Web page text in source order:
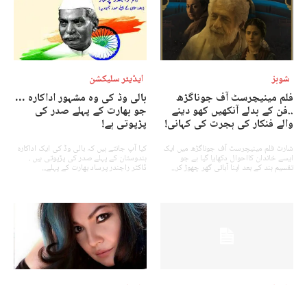
شوبز
فلم مینیچرسٹ آف جوناگڑھ
..فن کے بدلے آنکھیں کھو دینے
والے فنکار کی ہجرت کی کہانی!
شارٹ فلم مینیچرسٹ آف جوناگڑھ میں ایک
ایسے خاندان کااحوال دکھایا گیا ہے جو
تقسیم ہند کے بعد اپنا آبائی گھر چھوڑ کر...
ایڈیٹر سلیکشن
بالی وڈ کی وہ مشہور اداکارہ …
جو بھارت کے پہلے صدر کی
پڑپوتی ہے!
کیا آپ جانتے ہیں کہ بالی وڈ کی ایک اداکارہ
ہندوستان کے پہلے صدر کی پڑپوتی ہیں .
ڈاکٹر راجندر پرساد بھارت کے پہلے...